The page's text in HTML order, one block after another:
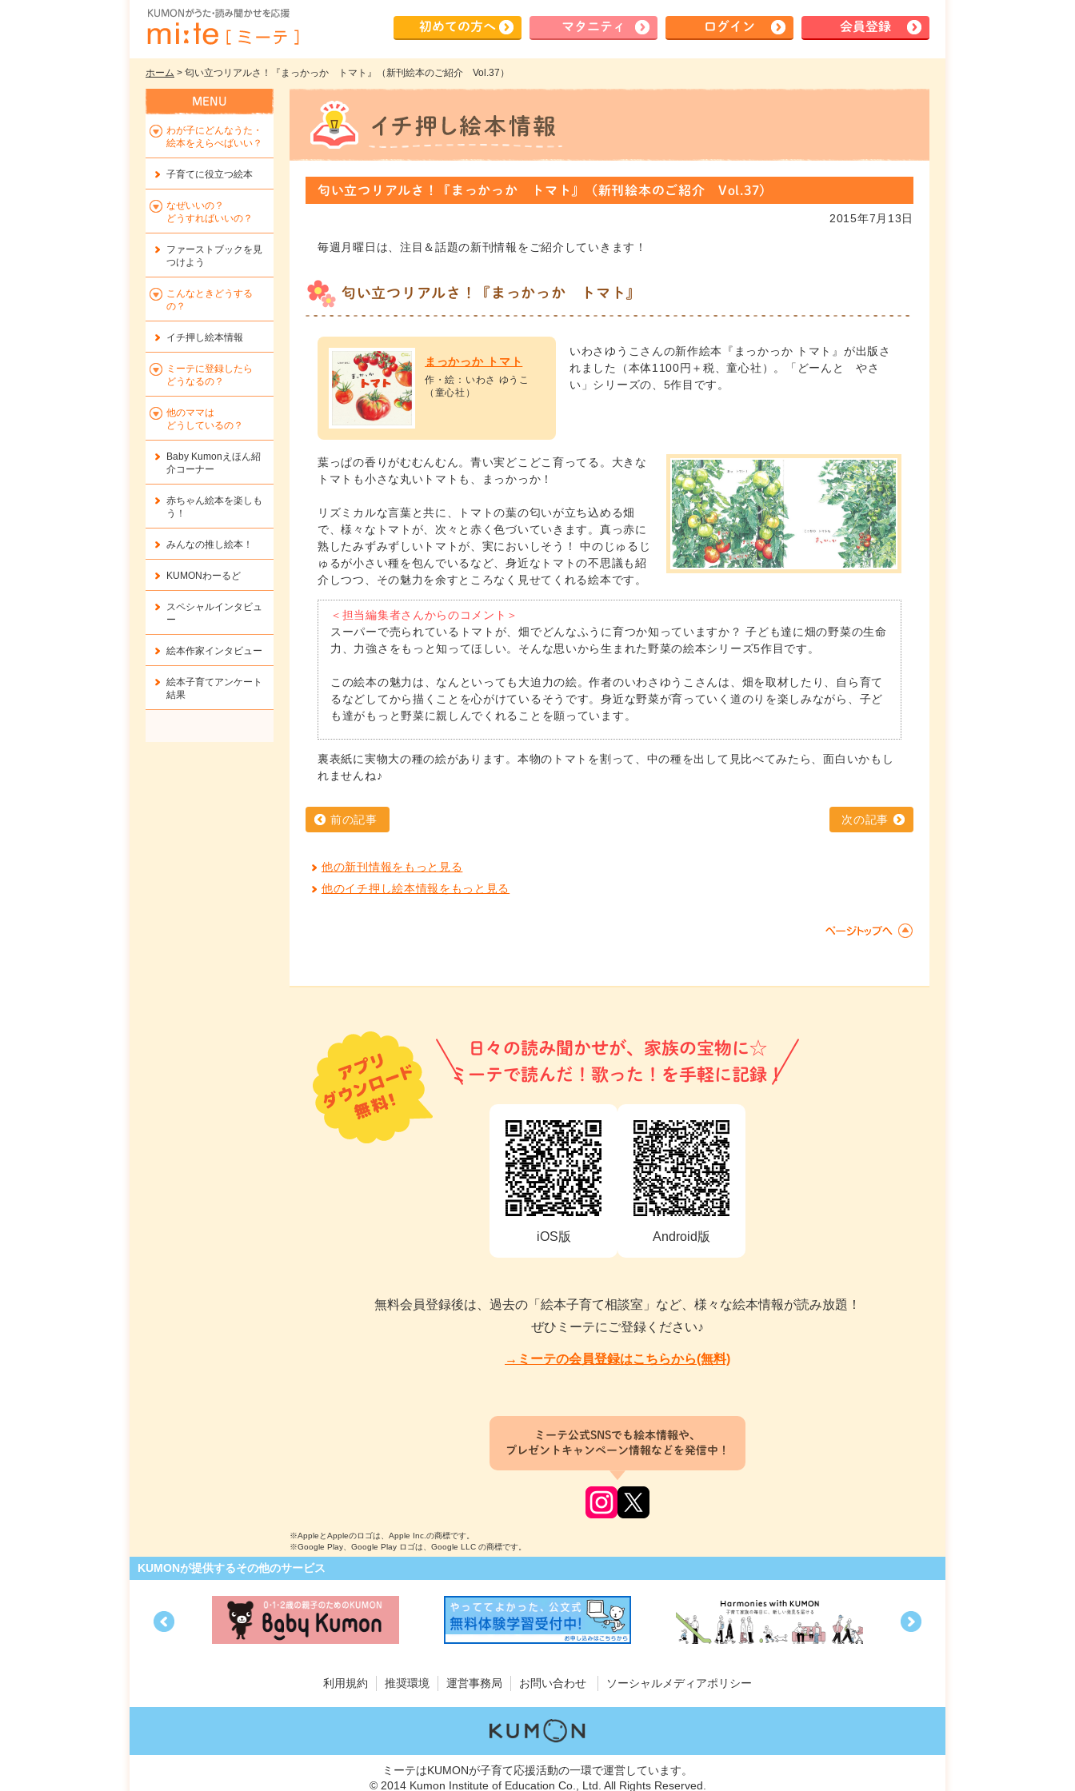
初めての方へ マタ ニティ ログイン 会員登録
ホーム > 匂い立つリアルさ！『まっかっか トマト』（新刊絵本のご紹介 Vol.37）
匂い立つリアルさ！『まっかっか トマト』（新刊絵本のご紹介 Vol.37）
2015年7月13日
毎週月曜日は、注目＆話題の新刊情報をご紹介していきます！
匂い立つリアルさ！『まっかっか トマト』
まっかっか トマト
作・絵：いわさ ゆうこ
（童心社）
いわさゆうこさんの新作絵本『まっかっか トマト』が出版さ
れました（本体1100円＋税、童心社）。「どーんと やさ
い」シリーズの、5作目です。
葉っぱの香りがむむんむん。青い実どこどこ育ってる。大きな
トマトも小さな丸いトマトも、まっかっか！
リズミカルな言葉と共に、トマトの葉の匂いが立ち込める畑
で、様々なトマトが、次々と赤く色づいていきます。真っ赤に
熟したみずみずしいトマトが、実においしそう！ 中のじゅるじ
ゅるが小さい種を包んでいるなど、身近なトマトの不思議も紹
介しつつ、その魅力を余すところなく見せてくれる絵本です。
＜担当編集者さんからのコメント＞
スーパーで売られているトマトが、畑でどんなふうに育つか知っていますか？ 子ども達に畑の野菜の生命
力、力強さをもっと知ってほしい。そんな思いから生まれた野菜の絵本シリーズ5作目です。
この絵本の魅力は、なんといっても大迫力の絵。作者のいわさゆうこさんは、畑を取材したり、自ら育て
るなどしてから描くことを心がけているそうです。身近な野菜が育っていく道のりを楽しみながら、子ど
も達がもっと野菜に親しんでくれることを願っています。
裏表紙に実物大の種の絵があります。本物のトマトを割って、中の種を出して見比べてみたら、面白いかもし
れませんね♪
前の記事 次の記事
他の新刊情報をもっと見る
他のイチ押し絵本情報をもっと見る
わが子にどんなうた・
絵本をえらべばいい？
子育てに役立つ絵本
なぜいいの？
どうすればいいの？
ファーストブックを 見
つけよう
こんなときどうする
の？
イチ押し絵本情報
ミーテに登録したら
どうなるの？
他のママは
どうしているの？
Baby Kumonえほん紹
介コーナー
赤ちゃん絵本を楽しも
う！
みんなの推し絵本！
KUMONわーるど
スペシャルインタビュ
ー
絵本作家インタビュー
絵本子育てアンケート
結果
日々の読み聞かせが、家族の宝物に☆
ミーテで読んだ！歌った！を手軽に記録！
iOS版 Android版
無料会員登録後は、過去の「絵本子育て相談室」など、様々な絵本情報が読み放題！
ぜひミーテにご登録ください♪
→ミーテの会員登録はこちらから(無料)
ミーテ公式SNSでも絵本情報や、
プレゼントキャンペーン情報などを発信中！
※AppleとAppleのロゴは、Apple Inc.の商標です。
※Google Play、Google Play ロゴは、Google LLC の商標です。
KUMONが提供するその他のサービス
利用規約 推奨環境 運営事務局 お問い合わせ ソーシャルメディアポリシー
ミーテはKUMONが子育て応援活動の一環で運営しています。
© 2014 Kumon Institute of Education Co., Ltd. All Rights Reserved.